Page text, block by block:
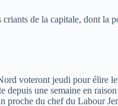
de la capitale, dont
voteront jeudi pour élire
une semaine en
proche du chef du Labour